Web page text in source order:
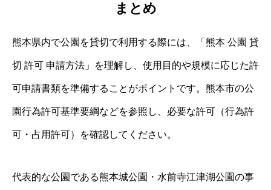
まとめ
熊本県内で公園を貸切で利用する際には、「熊本 公園 貸
切 許可 申請方法」を理解し、使用目的や規模に応じた許
可申請書類を準備することがポイントです。熊本市の公
園行為許可基準要綱などを参照し、必要な許可（行為許
可・占用許可）を確認してください。
代表的な公園である熊本城公園・水前寺江津湖公園の事